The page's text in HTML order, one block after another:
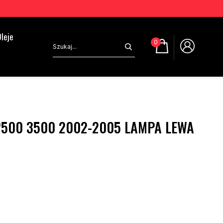
0
3500 2002-2005 LAMPA LEWA